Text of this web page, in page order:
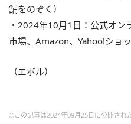
舗をのぞく）
・2024年10月1日：公式オン
市場、Amazon、Yahoo!ショッ
（エボル）
※この記事は2024年09月25日に公開され